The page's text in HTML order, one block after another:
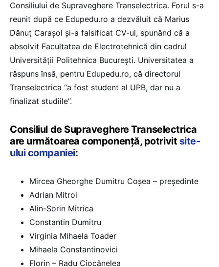
Consiliului de Supraveghere Transelectrica. Forul s-a
reunit după ce Edupedu.ro a dezvăluit că Marius
Dănuț Carașol și-a falsificat CV-ul, spunând că a
absolvit Facultatea de Electrotehnică din cadrul
Universității Politehnica București. Universitatea a
răspuns însă, pentru Edupedu.ro, că directorul
Transelectrica “a fost student al UPB, dar nu a
finalizat studiile”.
Consiliul de Supraveghere Transelectrica
are următoarea componență, potrivit site-
ului companiei:
Mircea Gheorghe Dumitru Coșea – președinte
Adrian Mitroi
Alin-Sorin Mitrica
Constantin Dumitru
Virginia Mihaela Toader
Mihaela Constantinovici
Florin – Radu Ciocănelea